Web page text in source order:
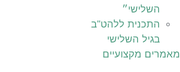
השלישי״
התכנית ללהט"ב
בגיל השלישי
מאמרים מקצועיים